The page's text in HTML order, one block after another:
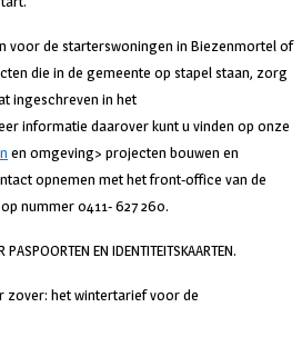
voor de starterswoningen in Biezenmortel of
die in de gemeente op stapel staan, zorg
ingeschreven in het
informatie daarover kunt u vinden op onze
en omgeving> projecten bouwen en
opnemen met het front-office van de
nummer 0411- 627 260.
EN IDENTITEITSKAARTEN.
zover: het wintertarief voor de